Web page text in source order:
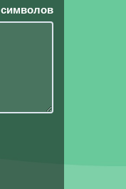
символов